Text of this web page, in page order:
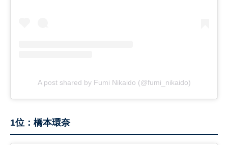
A post shared by Fumi Nikaido (@fumi_nikaido)
1位：橋本環奈